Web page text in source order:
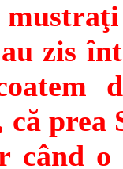
zis
prea
când o